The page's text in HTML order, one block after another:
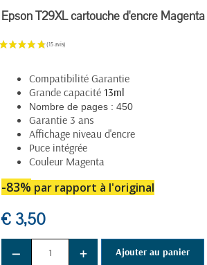
Epson T29XL cartouche d'encre
Compatibilité Garantie
Grande capacité 13ml
Nombre de pages : 450
Garantie 3 ans
Affichage niveau d'encre
Puce intégrée
Couleur Magenta
-83% par rapport à l'original
€ 3,50
− + Ajouter au panier